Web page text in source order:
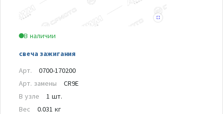
В наличии
свеча зажигания
Арт.
0700-170200
Арт. замены
CR9E
В узле
1 шт.
Вес
0.031 кг